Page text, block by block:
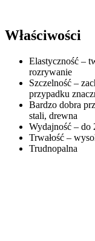
Właściwości
Elastyczność –
rozrywanie
Szczelność –
przypadku
Bardzo dobra
stali, drewna
Wydajność – do
Trwałość –
Trudnopalna